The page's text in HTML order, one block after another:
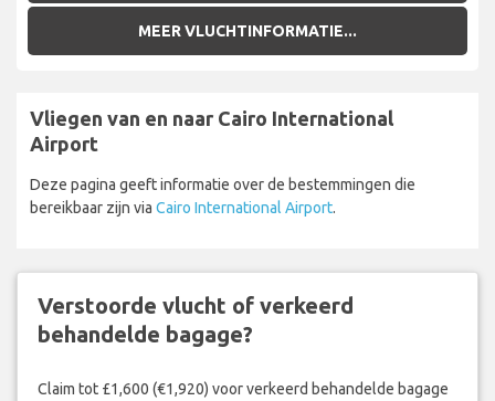
MEER VLUCHTINFORMATIE...
Vliegen van en naar Cairo International
Airport
Deze pagina geeft informatie over de bestemmingen die
bereikbaar zijn via Cairo International Airport.
Verstoorde vlucht of verkeerd
behandelde bagage?
Claim tot £1,600 (€1,920) voor verkeerd behandelde bagage